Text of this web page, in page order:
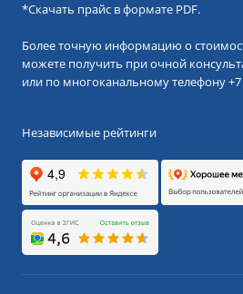
*Скачать прайс в формате PDF.
Более точную информацию о
можете получить при очной
или по многоканальному телефону
Независимые рейтинги